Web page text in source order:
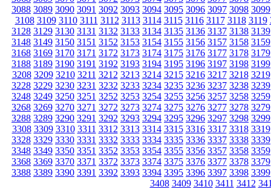
3088 3089 3090 3091 3092 3093 3094 3095 3096 3097 3098 3099
3108 3109 3110 3111 3112 3113 3114 3115 3116 3117 3118 3119
3128 3129 3130 3131 3132 3133 3134 3135 3136 3137 3138 3139
3148 3149 3150 3151 3152 3153 3154 3155 3156 3157 3158 3159
3168 3169 3170 3171 3172 3173 3174 3175 3176 3177 3178 3179
3188 3189 3190 3191 3192 3193 3194 3195 3196 3197 3198 3199
3208 3209 3210 3211 3212 3213 3214 3215 3216 3217 3218 3219
3228 3229 3230 3231 3232 3233 3234 3235 3236 3237 3238 3239
3248 3249 3250 3251 3252 3253 3254 3255 3256 3257 3258 3259
3268 3269 3270 3271 3272 3273 3274 3275 3276 3277 3278 3279
3288 3289 3290 3291 3292 3293 3294 3295 3296 3297 3298 3299
3308 3309 3310 3311 3312 3313 3314 3315 3316 3317 3318 3319
3328 3329 3330 3331 3332 3333 3334 3335 3336 3337 3338 3339
3348 3349 3350 3351 3352 3353 3354 3355 3356 3357 3358 3359
3368 3369 3370 3371 3372 3373 3374 3375 3376 3377 3378 3379
3388 3389 3390 3391 3392 3393 3394 3395 3396 3397 3398 3399
3408 3409 3410 3411 3412